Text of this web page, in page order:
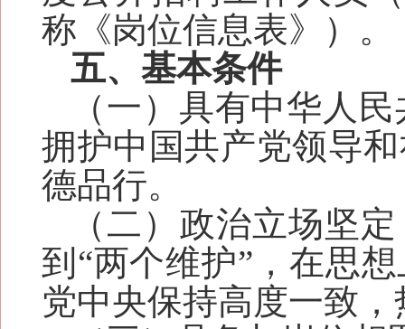
称《岗位信息表》）。
五、基本条件
（一）具有中华人
拥护中国共产党领导
德品行。
（二）政治立场坚
到“两个维护”，在思
党中央保持高度一致